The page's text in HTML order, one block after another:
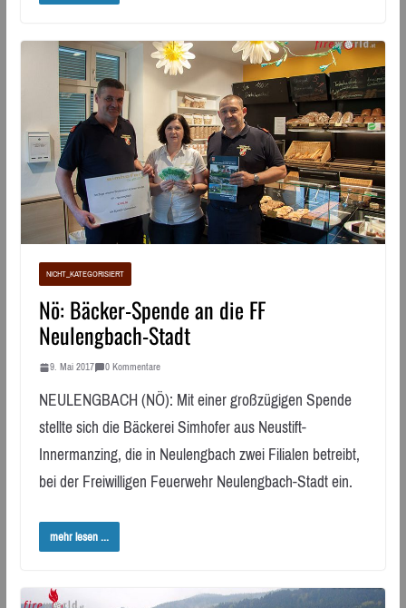
NICHT_KATEGORISIERT
Nö: Bäcker-Spende an die FF
Neulengbach-Stadt
9. Mai 2017 0 Kommentare
NEULENGBACH (NÖ): Mit einer großzügigen Spende
stellte sich die Bäckerei Simhofer aus Neustift-
Innermanzing, die in Neulengbach zwei Filialen betreibt,
bei der Freiwilligen Feuerwehr Neulengbach-Stadt ein.
mehr lesen ...